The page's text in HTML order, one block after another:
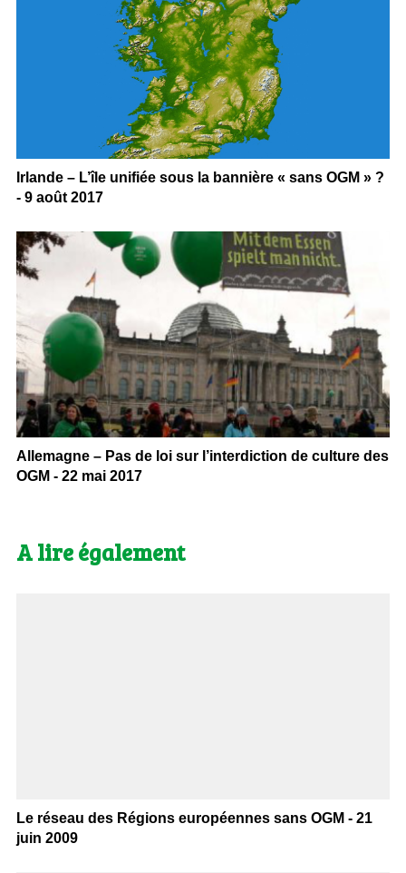
Irlande – L’île unifiée sous la bannière « sans OGM » ?
- 9 août 2017
Allemagne – Pas de loi sur l’interdiction de culture des
OGM - 22 mai 2017
A lire également
Le réseau des Régions européennes sans OGM - 21
juin 2009